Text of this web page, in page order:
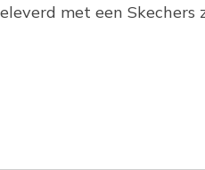
met een